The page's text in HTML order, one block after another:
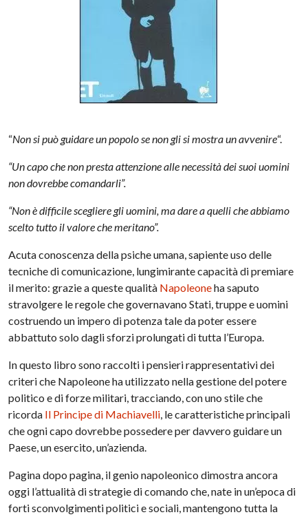
“Non si può guidare un popolo se non gli si mostra un avvenire“.
“Un capo che non presta attenzione alle necessità dei suoi uomini
non dovrebbe comandarli”.
“Non è difficile scegliere gli uomini, ma dare a quelli che abbiamo
scelto tutto il valore che meritano”.
Acuta conoscenza della psiche umana, sapiente uso delle
tecniche di comunicazione, lungimirante capacità di premiare
il merito: grazie a queste qualità Napoleoneha saputo
stravolgere le regole che governavano Stati, truppe e uomini
costruendo un impero di potenza tale da poter essere
abbattuto solo dagli sforzi prolungati di tutta l’Europa.
In questo libro sono raccolti i pensieri rappresentativi dei
criteri che Napoleone ha utilizzato nella gestione del potere
politico e di forze militari, tracciando, con uno stile che
ricorda Il Principe di Machiavelli, le caratteristiche principali
che ogni capo dovrebbe possedere per davvero guidare un
Paese, un esercito, un’azienda.
Pagina dopo pagina, il genio napoleonico dimostra ancora
oggi l’attualità di strategie di comando che, nate in un’epoca di
forti sconvolgimenti politici e sociali, mantengono tutta la